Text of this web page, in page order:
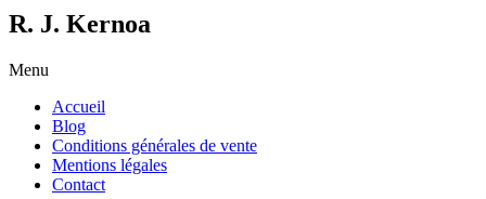
R. J. Kernoa
Menu
Accueil
Blog
Conditions générales de vente
Mentions légales
Contact